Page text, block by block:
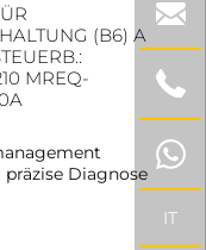
IT
(B6) A
MREQ-
Diagnose